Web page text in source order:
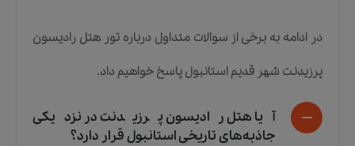
در ادامه به برخی از سوالات متداول دربارهتور هتل رادیسون
پرزیدنت شهر قدیم استانبول پاسخ خواهیم داد.
آیا هتل رادیسون پرزیدنت در نزدیکی
جاذبه‌های تاریخی استانبول قرار دارد؟